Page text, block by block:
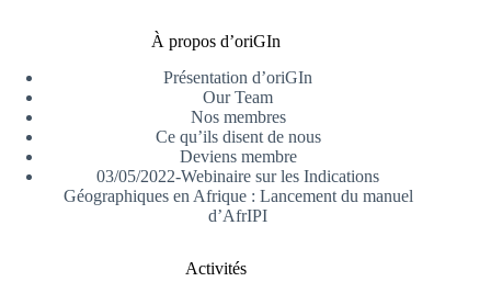
À propos d’oriGIn
Présentation d’oriGIn
Our Team
Nos membres
Ce qu’ils disent de nous
Deviens membre
03/05/2022-Webinaire sur les Indications
Géographiques en Afrique : Lancement du manuel
d’AfrIPI
Activités